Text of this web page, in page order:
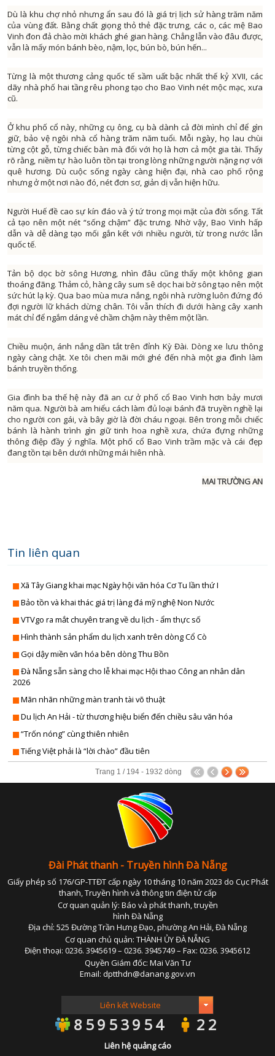
LAO ĐỘNG VÀ CÔNG
LIVE IN DA
NHỊP SỐNG VÙNG
NHỊP SỐNG
NGƯỜI VIỆT NAM ƯU TIÊN DÙNG HÀNG VIỆT
NÔNG THÔN MỚI MIỀN NÚI XỨ
NGƯỜI CÓ UY TIN VÙNG
NÔNG DÂN ĐÀ
PHÓNG SỰ - PHIM TÀI
QUỐC PHÒNG TOÀN
TRANG ĐỊA
TỪ CHÍNH SÁCH ĐẾN CUỘC
TẠP CHÍ THỂ
TẤM GƯƠNG HIẾU
THUẾ VÀ CUỘC
TỌA
TUYỆT VỜI ĐÀ
VĂN HÓA & ĐỜI
VIẾT TIẾP ƯỚC MƠ - VÒNG TAY NHÂN
XÂY DỰNG NÔNG THÔN
TAN CA VUI
TÔI YÊU ĐÀ
SẮC MÀU TUỔI
NÔNG TRẠI VUI
VĂN NGHỆ CUỐI
THỜI SỰ PHÁT THANH
THỜI SỰ PHÁT THANH
THỜI SỰ PHÁT THANH
CÂU CHUYỆN CUỐI
CHÍNH QUYỀN VỚI NGƯỜI
ĐIỂM ĐẾN CUỐI
DIỄN ĐÀN KINH
HOA ĐIỂM
LUẬT SƯ CỦA
NHỊP SỐNG
QUÀ TẶNG ÂM
SỨC KHỎE CỦA
THÀNH PHỐ 4
PHÁT THANH GIẢM NGHÈO BỀN
CHÍNH TRỊ - XÃ
VĂN HÓA - GIẢI
Y TẾ - GIÁO
GÓP Ý DỰ THẢO LUẬT ĐẤT ĐAI (SỬA
DÂN TỘC VÀ MIỀN NÚI TIẾNG CƠ
SẢN VẬT VÙNG CAO TIẾNG CƠ
CHUYÊN MỤC THÔNG BÁO - QUẢNG
ĐẤU THẦU, MUA SẮM
KẾ HOẠCH PHÁT TRIỂN
THÔNG BÁO - TUYỂN
THÔNG TIN BÁO
Dù là khu chợ nhỏ nhưng ẩn sau đó là giá trị lịch sử hàng trăm năm
của vùng đất. Bằng chất giọng thỏ thẻ đặc trưng, các o, các mệ Bao
Vinh đon đả chào mời khách ghé gian hàng. Chẳng lẫn vào đâu được,
vẫn là mấy món bánh bèo, nậm, lọc, bún bò, bún hến...
Từng là một thương cảng quốc tế sầm uất bậc nhất thế kỷ XVII, các
dãy nhà phố hai tầng rêu phong tạo cho Bao Vinh nét mộc mạc, xưa
cũ.
Ở khu phố cổ này, những cụ ông, cụ bà dành cả đời mình chỉ để gìn
giữ, bảo vệ ngôi nhà cổ hàng trăm năm tuổi. Mỗi ngày, họ lau chùi
từng cột gỗ, từng chiếc bàn mà đối với họ là hơn cả một gia tài. Thấy
rõ rằng, niềm tự hào luôn tồn tại trong lòng những người nặng nợ với
quê hương. Dù cuộc sống ngày càng hiện đại, nhà cao phố rộng
nhưng ở một nơi nào đó, nét đơn sơ, giản dị vẫn hiện hữu.
Người Huế đề cao sự kín đáo và ý tứ trong mọi mặt của đời sống. Tất
cả tạo nên một nét “sống chậm” đặc trưng. Nhờ vậy, Bao Vinh hấp
dẫn và dễ dàng tạo mối gắn kết với nhiều người, từ trong nước lẫn
quốc tế.
Tản bộ dọc bờ sông Hương, nhìn đâu cũng thấy một không gian
thoáng đãng. Thảm cỏ, hàng cây sum sê dọc hai bờ sông tạo nên một
sức hút lạ kỳ. Qua bao mùa mưa nắng, ngôi nhà rường luôn đứng đó
đợi người lữ khách dừng chân. Tôi vẫn thích đi dưới hàng cây xanh
mát chỉ để ngắm dáng vẻ chầm chậm này thêm một lần.
Chiều muộn, ánh nắng dần tắt trên đỉnh Kỳ Đài. Dòng xe lưu thông
ngày càng chật. Xe tôi chen mãi mới ghé đến nhà một gia đình làm
bánh truyền thống.
Gia đình ba thế hệ này đã an cư ở phố cổ Bao Vinh hơn bảy mươi
năm qua. Người bà am hiểu cách làm đủ loại bánh đã truyền nghề lại
cho người con gái, và bây giờ là đời cháu ngoại. Bên trong mỗi chiếc
bánh là hành trình gìn giữ tinh hoa nghề xưa, chứa đựng những
thông điệp đầy ý nghĩa. Một phố cổ Bao Vinh trầm mặc và cái đẹp
đang tồn tại bên dưới những mái hiên nhà.
MAI TRƯỜNG AN
Tin liên quan
Xã Tây Giang khai mạc Ngày hội văn hóa Cơ Tu lần thứ I
Bảo tồn và khai thác giá trị làng đá mỹ nghệ Non Nước
VTVgo ra mắt chuyên trang về du lịch - ẩm thực số
Hình thành sản phẩm du lịch xanh trên dòng Cổ Cò
Gọi dậy miền văn hóa bên dòng Thu Bồn
Đà Nẵng sẵn sàng cho lễ khai mạc Hội thao Công an nhân dân
2026
Mãn nhãn những màn tranh tài võ thuật
Du lịch An Hải - từ thương hiệu biển đến chiều sâu văn hóa
“Trốn nóng” cùng thiên nhiên
Tiếng Việt phải là “lời chào” đầu tiên
Trang 1 / 194 - 1932 dòng
Đài Phát thanh - Truyền hình Đà Nẵng
Giấy phép số 176/GP-TTĐT cấp ngày 10 tháng 10 năm 2023 do Cục Phát
thanh, Truyền hình và thông tin điện tử cấp
Cơ quan quản lý: Báo và phát thanh, truyền
hình Đà Nẵng
Địa chỉ: 525 Đường Trần Hưng Đạo, phường An Hải, Đà Nẵng
Cơ quan chủ quản: THÀNH ỦY ĐÀ NẴNG
Điện thoại: 0236. 3945619 – 0236. 3945749 – Fax: 0236. 3945612
Quyền Giám đốc: Mai Văn Tư
Email: dptthdn@danang.gov.vn
85953954 22
Liên hệ quảng cáo